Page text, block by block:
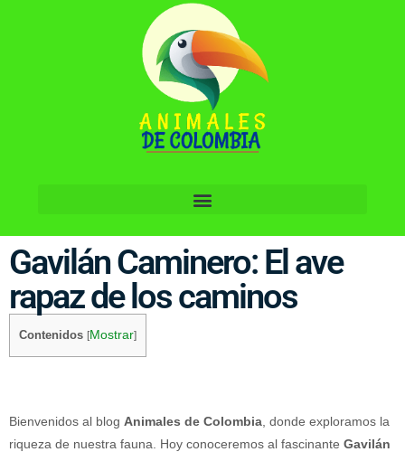
Gavilán Caminero: El ave
rapaz de los caminos
Contenidos [Mostrar]
Bienvenidos al blog Animales de Colombia , donde exploramos la
riqueza de nuestra fauna. Hoy conoceremos al fascinante Gavilán